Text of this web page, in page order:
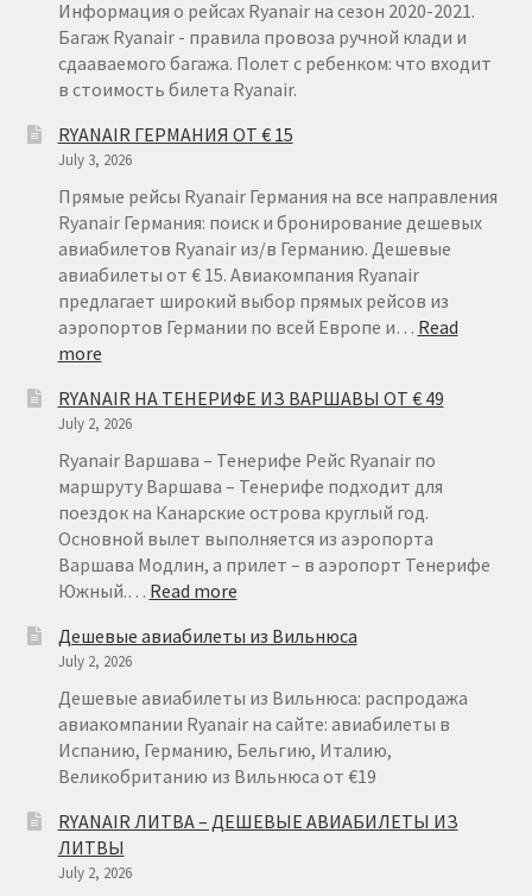
Информация о рейсах Ryanair на сезон 2020-2021.
Багаж Ryanair - правила провоза ручной клади и
сдааваемого багажа. Полет с ребенком: что входит
в стоимость билета Ryanair.
RYANAIR ГЕРМАНИЯ ОТ € 15
July 3, 2026
Прямые рейсы Ryanair Германия на все направления
Ryanair Германия: поиск и бронирование дешевых
авиабилетов Ryanair из/в Германию. Дешевые
авиабилеты от € 15. Авиакомпания Ryanair
предлагает широкий выбор прямых рейсов из
аэропортов Германии по всей Европе и… Read
more:
ГЕРМАНИЯ
ОТ
€
15
RYANAIR НА ТЕНЕРИФЕ ИЗ ВАРШАВЫ ОТ € 49
July 2, 2026
Ryanair Варшава – Тенерифе Рейс Ryanair по
маршруту Варшава – Тенерифе подходит для
поездок на Канарские острова круглый год.
Основной вылет выполняется из аэропорта
Варшава Модлин, а прилет – в аэропорт Тенерифе
Южный.… Read more:
НА
ИЗ
ВАРШАВЫ
ОТ
€
Дешевые авиабилеты из Вильнюса
July 2, 2026
Дешевые авиабилеты из Вильнюса: распродажа
авиакомпании Ryanair на сайте: авиабилеты в
Испанию, Германию, Бельгию, Италию,
Великобританию из Вильнюса от €19
RYANAIR ЛИТВА – ДЕШЕВЫЕ АВИАБИЛЕТЫ ИЗ
ЛИТВЫ
July 2, 2026